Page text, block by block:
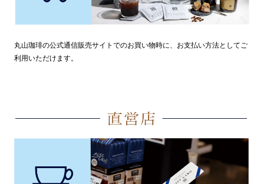
丸山珈琲の公式通信販売サイトでのお買い物時に、お支払い方法としてご
利用いただけます。